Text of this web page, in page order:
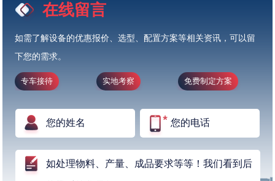
在线留言
如需了解设备的优惠报价、选型、配置方案等相关资讯，可以留
下您的需求。
专车接待 实地考察 免费制定方案